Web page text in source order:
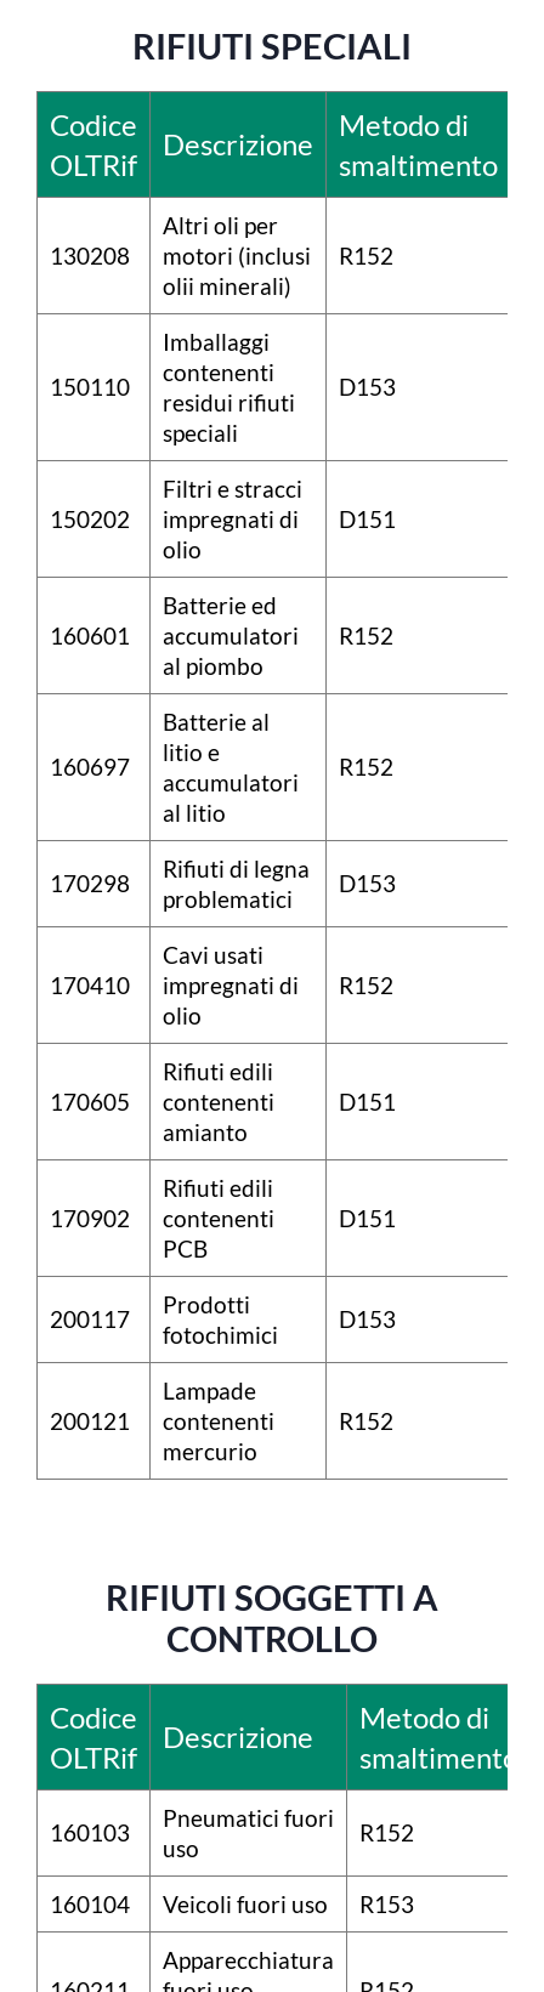
RIFIUTI SPECIALI
Codice
OLTRif
Descrizione
Metodo di
smaltimento
130208
Altri oli per
motori (inclusi
olii minerali)
R152
150110
Imballaggi
contenenti
residui rifiuti
speciali
D153
150202
Filtri e stracci
impregnati di
olio
D151
160601
Batterie ed
accumulatori
al piombo
R152
160697
Batterie al
litio e
accumulatori
al litio
R152
170298
Rifiuti di legna
problematici
D153
170410
Cavi usati
impregnati di
olio
R152
170605
Rifiuti edili
contenenti
amianto
D151
170902
Rifiuti edili
contenenti
PCB
D151
200117
Prodotti
fotochimici
D153
200121
Lampade
contenenti
mercurio
R152
RIFIUTI SOGGETTI A
CONTROLLO
Codice
OLTRif
Descrizione
Metodo di
smaltimento
160103
Pneumatici fuori
uso
R152
160104 Veicoli fuori uso R153
Apparecchiatura